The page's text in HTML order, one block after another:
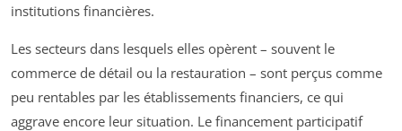
institutions financières.
Les secteurs dans lesquels elles opèrent – souvent le
commerce de détail ou la restauration – sont perçus comme
peu rentables par les établissements financiers, ce qui
aggrave encore leur situation. Le financement participatif